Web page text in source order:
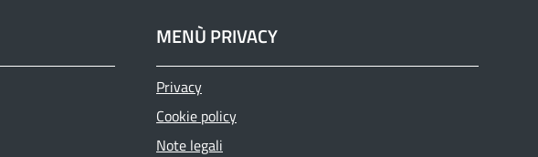
MENÙ PRIVACY
Privacy
Cookie policy
Note legali